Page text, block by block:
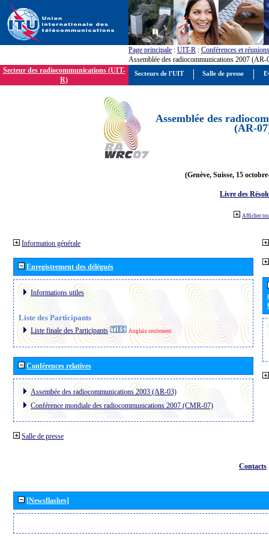
Page principale : UIT-R : Conférences et réunions
Assemblée des radiocommunications 2007 (AR-
Secteur des radiocommunications (UIT-
R)
Assemblée des
(AR-
(Genève, Suisse, 15
Livre des
Afficher
Information générale
Enregistrement des délégués
Informations utiles
Liste des Participants
Liste finale des Participants Anglais seulement
Conférences relatives
Assembée des radiocommunications 2003 (AR-03)
Conférence mondiale des radiocommunications 2007 (CMR-07)
Salle de presse
Contacts
[Newsflashes]
Secteurs de l'UIT Salle de presse